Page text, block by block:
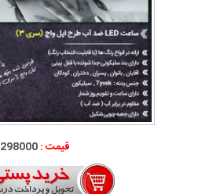
قیمت :298000 تومان